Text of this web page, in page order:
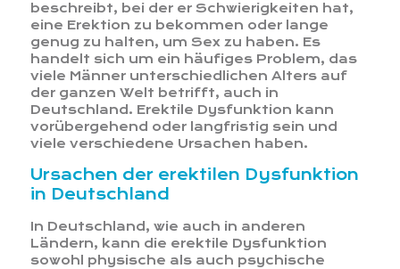
beschreibt, bei der er Schwierigkeiten hat,
eine Erektion zu bekommen oder lange
genug zu halten, um Sex zu haben. Es
handelt sich um ein häufiges Problem, das
viele Männer unterschiedlichen Alters auf
der ganzen Welt betrifft, auch in
Deutschland. Erektile Dysfunktion kann
vorübergehend oder langfristig sein und
viele verschiedene Ursachen haben.
Ursachen der erektilen Dysfunktion
in Deutschland
In Deutschland, wie auch in anderen
Ländern, kann die erektile Dysfunktion
sowohl physische als auch psychische